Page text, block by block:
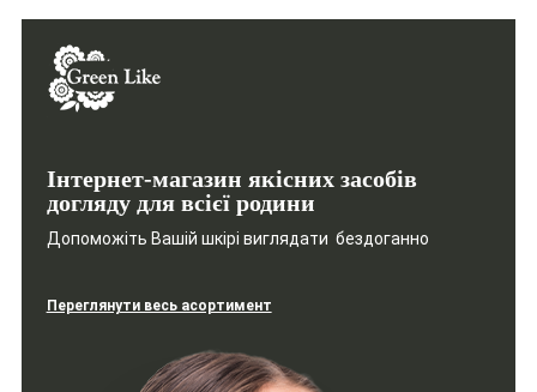
Інтернет-магазин якісних засобів
догляду для всієї родини
Допоможіть Вашій шкірі виглядати бездоганно
Переглянути весь асортимент